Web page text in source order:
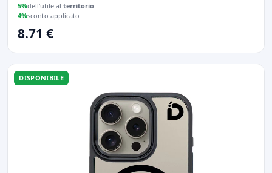
5%dell'utile al territorio
4%sconto applicato
8.71 €
DISPONIBILE